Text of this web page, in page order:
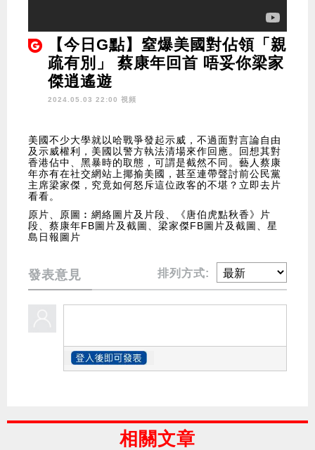
【今日G點】窒爆美國對佔領「親
疏有別」 蔡康年回首 唔妥你梁家
傑逍遙遊
2024.05.03 22:00 視頻
美國不少大學就以哈戰爭發起示威，不過面對言論自由
及示威權利，美國以警方執法清場來作回應。回想其對
香港佔中、黑暴時的取態，可謂是截然不同。藝人蔡康
年亦有在社交網站上揶揄美國，甚至連帶聲討前公民黨
主席梁家傑，究竟如何怒斥這位政客的不堪？立即去片
看看。
原片、原圖︰網絡圖片及片段、《唐伯虎點秋香》片
段、蔡康年FB圖片及截圖、梁家傑FB圖片及截圖、星
島日報圖片
發表意見 排列方式:
相關文章